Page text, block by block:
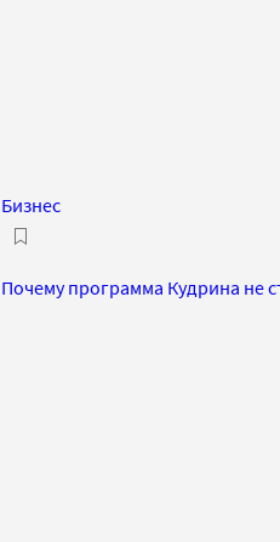
Бизнес
Почему программа Кудрина не